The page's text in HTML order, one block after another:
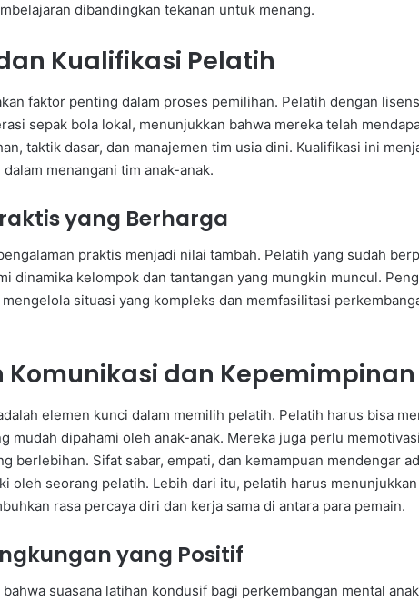
dibandingkan tekanan untuk menang.
Kualifikasi Pelatih
faktor penting dalam proses pemilihan. Pelatih dengan
sepak bola lokal, menunjukkan bahwa mereka telah
taktik dasar, dan manajemen tim usia dini. Kualifikasi ini
menangani tim anak-anak.
yang Berharga
praktis menjadi nilai tambah. Pelatih yang sudah
dinamika kelompok dan tantangan yang mungkin muncul.
situasi yang kompleks dan memfasilitasi
dan Kepemimpinan
elemen kunci dalam memilih pelatih. Pelatih harus bisa
mudah dipahami oleh anak-anak. Mereka juga perlu
berlebihan. Sifat sabar, empati, dan kemampuan mendengar
oleh seorang pelatih. Lebih dari itu, pelatih harus
rasa percaya diri dan kerja sama di antara para pemain.
yang Positif
suasana latihan kondusif bagi perkembangan mental